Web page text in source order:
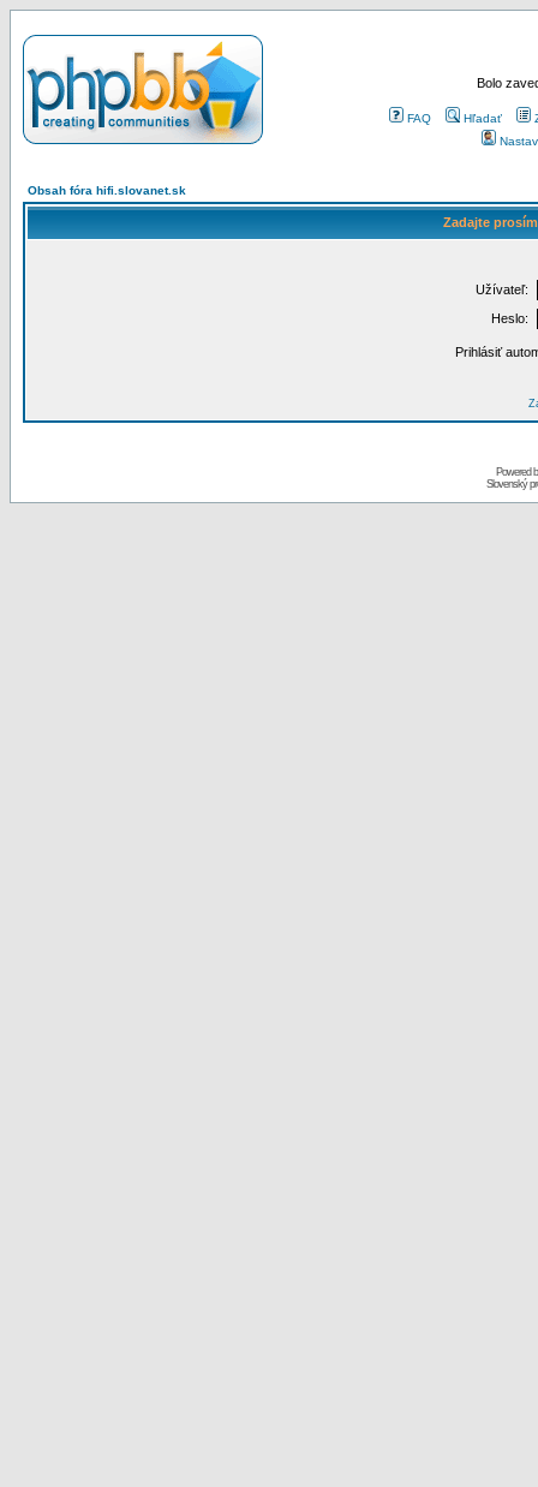
Bolo
FAQ Hľadať
Obsah fóra hifi.slovanet.sk
Zadajte
Užívateľ:
Heslo:
Prihlásiť
Powered
Slovenský